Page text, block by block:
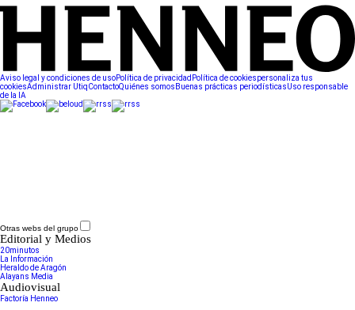
Aviso legal y condiciones de usoPolítica de privacidad Política de cookiespersonaliza tus
cookiesAdministrar UtiqContactoQuiénes somos Buenas prácticas periodísticasUso responsable
de la IA
Otras webs del grupo
Editorial y Medios
20minutos
La Información
Heraldo de Aragón
Alayans Media
Audiovisual
Factoría Henneo